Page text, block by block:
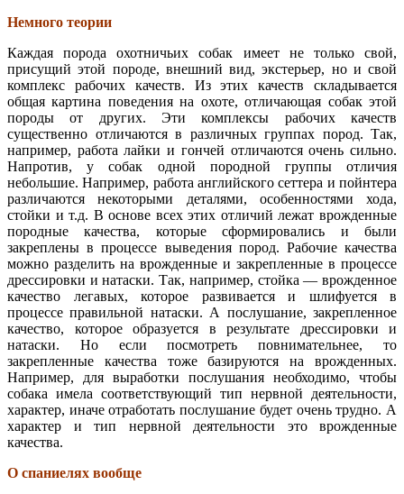
Немного теории
Каждая порода охотничьих собак имеет не только свой,
присущий этой породе, внешний вид, экстерьер, но и свой
комплекс рабочих качеств. Из этих качеств складывается
общая картина поведения на охоте, отличающая собак этой
породы от других. Эти комплексы рабочих качеств
существенно отличаются в различных группах пород. Так,
например, работа лайки и гончей отличаются очень сильно.
Напротив, у собак одной породной группы отличия
небольшие. Например, работа английского сеттера и пойнтера
различаются некоторыми деталями, особенностями хода,
стойки и т.д. В основе всех этих отличий лежат врожденные
породные качества, которые сформировались и были
закреплены в процессе выведения пород. Рабочие качества
можно разделить на врожденные и закрепленные в процессе
дрессировки и натаски. Так, например, стойка — врожденное
качество легавых, которое развивается и шлифуется в
процессе правильной натаски. А послушание, закрепленное
качество, которое образуется в результате дрессировки и
натаски. Но если посмотреть повнимательнее, то
закрепленные качества тоже базируются на врожденных.
Например, для выработки послушания необходимо, чтобы
собака имела соответствующий тип нервной деятельности,
характер, иначе отработать послушание будет очень трудно. А
характер и тип нервной деятельности это врожденные
качества.
О спаниелях вообще